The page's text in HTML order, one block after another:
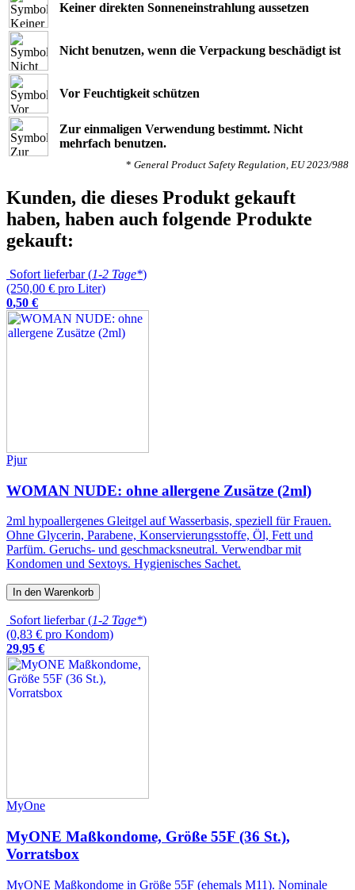
Keiner direkten Sonneneinstrahlung aussetzen
Nicht benutzen, wenn die Verpackung beschädigt ist
Vor Feuchtigkeit schützen
Zur einmaligen Verwendung bestimmt. Nicht
mehrfach benutzen.
* General Product Safety Regulation, EU 2023/988
Kunden, die dieses Produkt gekauft
haben, haben auch folgende Produkte
gekauft:
Sofort lieferbar (1-2 Tage*)
(250,00 € pro Liter)
0,50 €
Pjur
WOMAN NUDE: ohne allergene Zusätze (2ml)
2ml hypoallergenes Gleitgel auf Wasserbasis, speziell für Frauen.
Ohne Glycerin, Parabene, Konservierungsstoffe, Öl, Fett und
Parfüm. Geruchs- und geschmacksneutral. Verwendbar mit
Kondomen und Sextoys. Hygienisches Sachet.
In den Warenkorb
Sofort lieferbar (1-2 Tage*)
(0,83 € pro Kondom)
29,95 €
MyOne
MyONE Maßkondome, Größe 55F (36 St.),
Vorratsbox
MyONE Maßkondome in Größe 55F (ehemals M11). Nominale